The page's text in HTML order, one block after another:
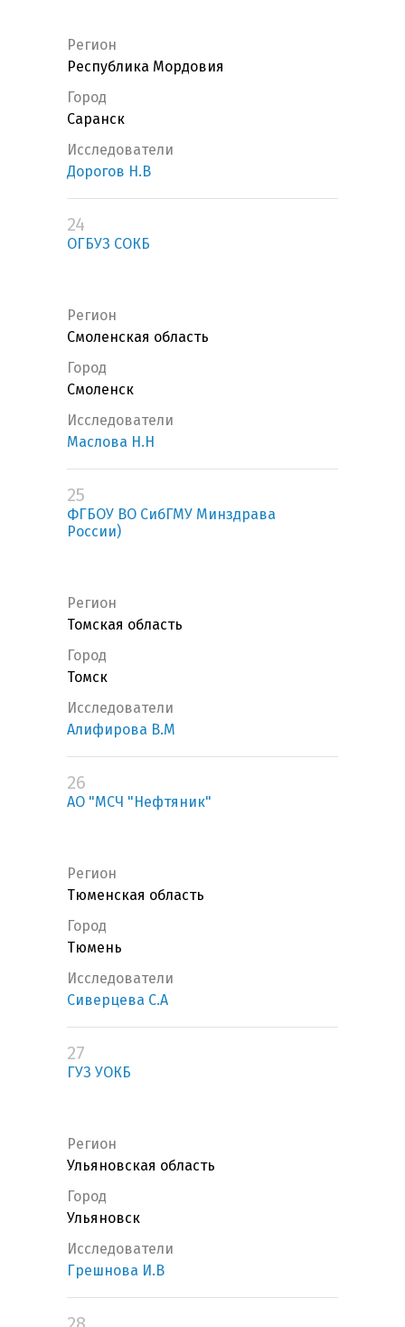
Регион
Республика Мордовия
Город
Саранск
Исследователи
Дорогов Н.В
24
ОГБУЗ СОКБ
Регион
Смоленская область
Город
Смоленск
Исследователи
Маслова Н.Н
25
ФГБОУ ВО СибГМУ Минздрава
России)
Регион
Томская область
Город
Томск
Исследователи
Алифирова В.М
26
АО "МСЧ "Нефтяник"
Регион
Тюменская область
Город
Тюмень
Исследователи
Сиверцева С.А
27
ГУЗ УОКБ
Регион
Ульяновская область
Город
Ульяновск
Исследователи
Грешнова И.В